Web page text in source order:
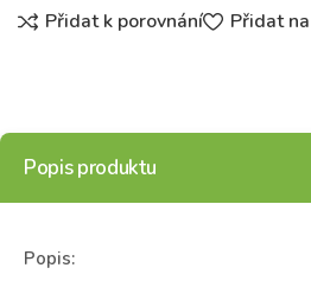
Přidat k porovnání Přidat
Popis produktu
Popis: